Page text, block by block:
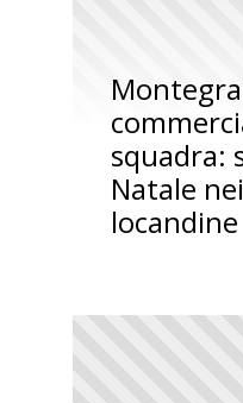
squadra:
Natale
locandine